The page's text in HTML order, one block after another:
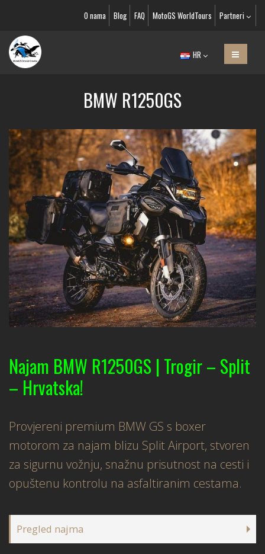
O nama Blog FAQ MotoGS WorldTours Partneri
HR
BMW R1250GS
Najam BMW R1250GS | Trogir – Split
– Hrvatska!
Provjereni premium BMW GS s boxer
motorom za najam blizu Split Airport, stvoren
za sigurnu vožnju, snažnu prisutnost na cesti i
opuštenu kontrolu na asfaltiranim cestama.
Pregled najma